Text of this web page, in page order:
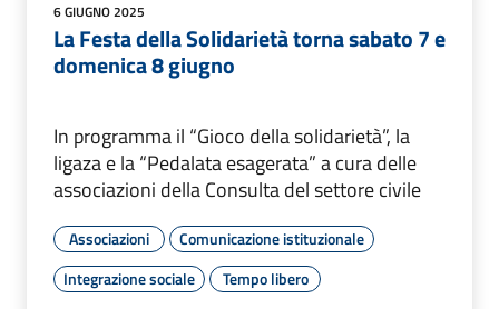
6 GIUGNO 2025
La Festa della Solidarietà torna sabato 7 e
domenica 8 giugno
In programma il “Gioco della solidarietà”, la
ligaza e la “Pedalata esagerata” a cura delle
associazioni della Consulta del settore civile
Associazioni
Comunicazione istituzionale
Integrazione sociale
Tempo libero